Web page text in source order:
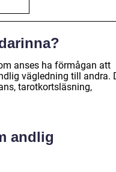
anses ha förmågan att
vägledning till andra.
tarotkortsläsning,
andlig